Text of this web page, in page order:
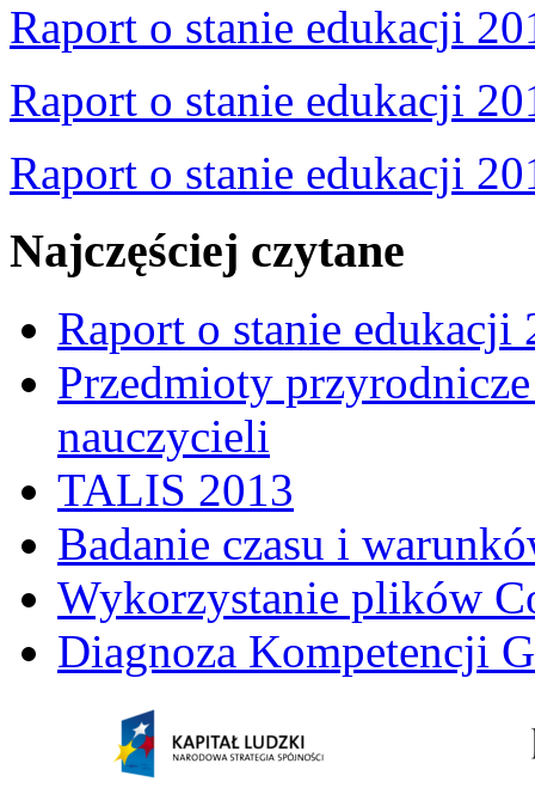
Raport o stanie edukacji
Raport o stanie edukacji
Raport o stanie edukacji
Najczęściej czytane
Raport o stanie edukacji
Przedmioty
nauczycieli
TALIS 2013
Badanie czasu i
Wykorzystanie plików
Diagnoza Kompetencji